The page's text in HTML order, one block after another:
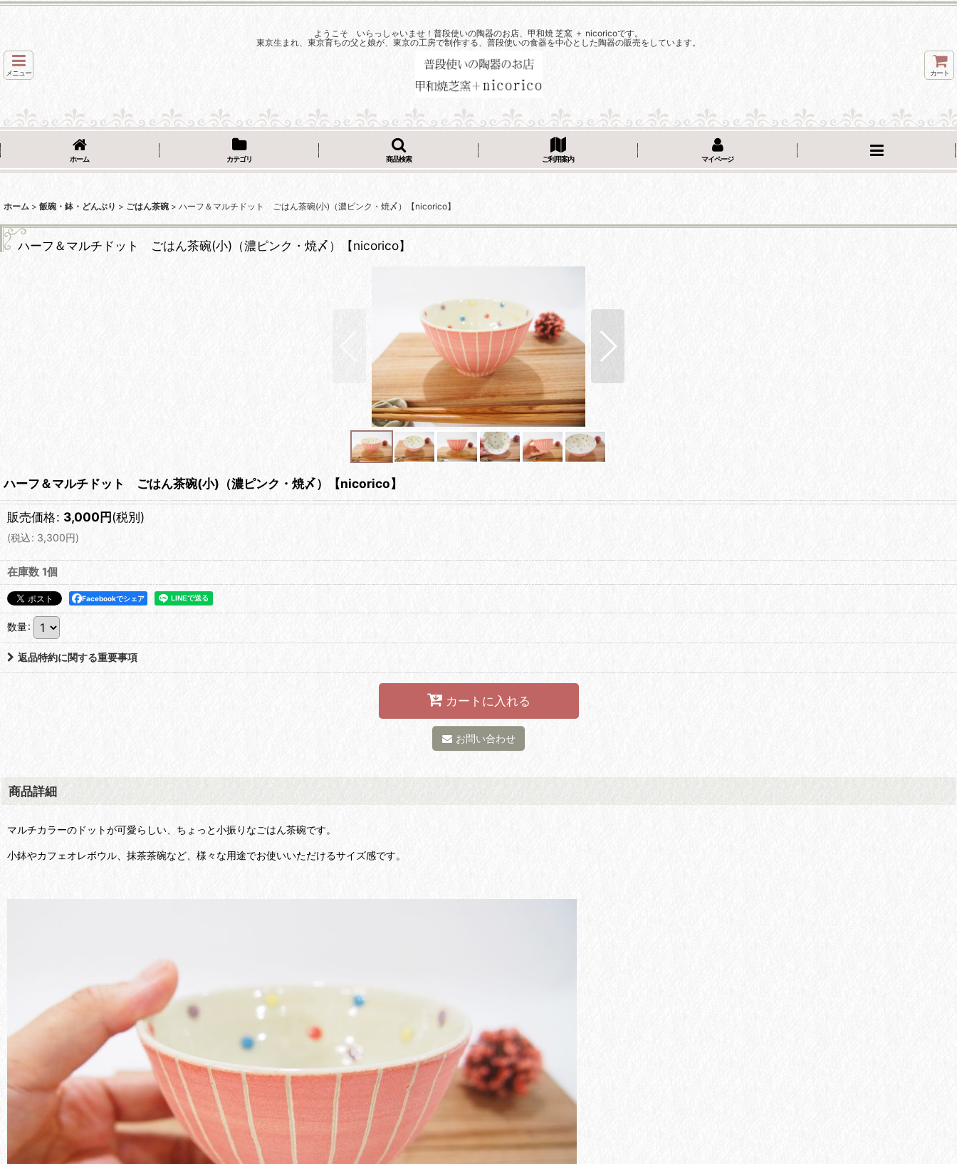
ようこそ いらっしゃいませ！普段使いの陶器のお店、甲和焼 芝窯 ＋ nicoricoです。
東京生まれ、東京育ちの父と娘が、東京の工房で制作する、普段使いの食器を中心とした陶器の販売をしています。
メニュー カート
ホーム カテゴリ 商品検索 ご利用案内 マイページ
ホーム > 飯碗・鉢・どんぶり > ごはん茶碗 > ハーフ＆マルチドット ごはん茶碗(小)（濃ピンク・焼〆）【nicorico】
ハーフ＆マルチドット ごはん茶碗(小)（濃ピンク・焼〆）【nicorico】
ハーフ＆マルチドット ごはん茶碗(小)（濃ピンク・焼〆）【nicorico】
販売価格: 3,000円(税別)
(税込: 3,300円)
在庫数 1個
Facebookでシェア
数量:
返品特約に関する重要事項
カートに入れる
お問い合わせ
商品詳細
マルチカラーのドットが可愛らしい、ちょっと小振りなごはん茶碗です。
小鉢やカフェオレボウル、抹茶茶碗など、様々な用途でお使いいただけるサイズ感です。